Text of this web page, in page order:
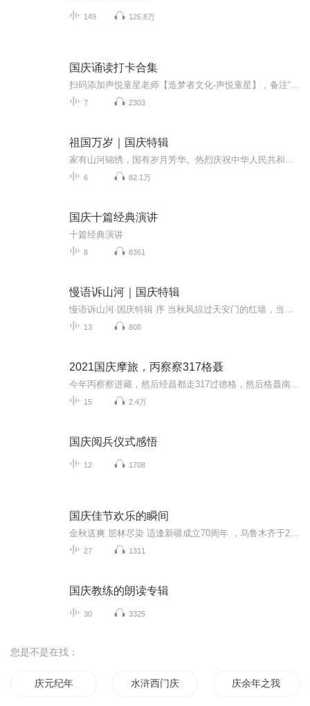
149 126.8万
国庆诵读打卡合集
7 2303
祖国万岁｜国庆特辑
6 82.1万
国庆十篇经典演讲
十篇经典演讲
8 8361
慢语诉山河｜国庆特辑
13 808
2021国庆摩旅，丙察察317格聂
15 2.4万
国庆阅兵仪式感悟
12 1708
国庆佳节欢乐的瞬间
27 1311
国庆教练的朗读专辑
30 3325
您是不是在找：
庆元纪年 水浒西门庆 庆余年之我叫王